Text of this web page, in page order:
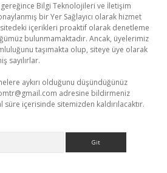
gereğince Bilgi Teknolojileri ve İletişim
bir Yer Sağlayıcı olarak hizmet
içerikleri proaktif olarak denetleme
bulunmamaktadır. Ancak, üyelerimiz
taşımakta olup, siteye üye olarak
sayılırlar.
aykırı olduğunu düşündüğünüz
adresine bildirmeniz
içerisinde sitemizden kaldırılacaktır.